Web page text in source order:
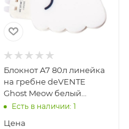
Блокнот А7 80л линейка
на гребне deVENTE
Ghost Meow белый
котенок 2350501
Есть в наличии: 1
Цена